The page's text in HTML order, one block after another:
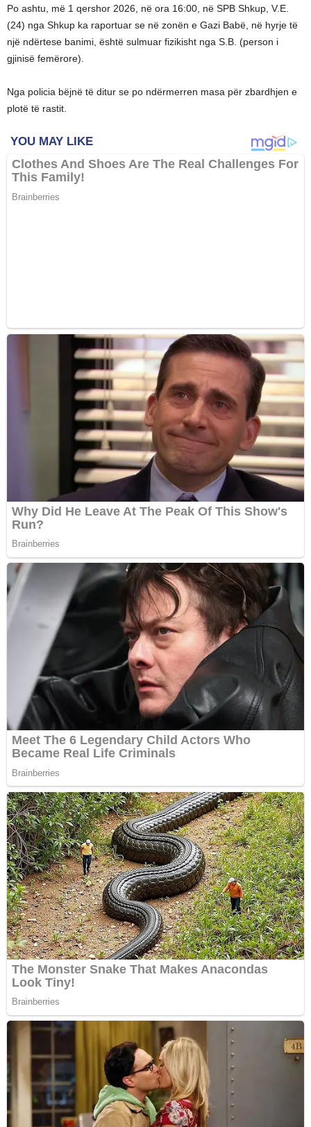
Po ashtu, më 1 qershor 2026, në ora 16:00, në SPB Shkup, V.E.
(24) nga Shkup ka raportuar se në zonën e Gazi Babë, në hyrje të
një ndërtese banimi, është sulmuar fizikisht nga S.B. (person i
gjinisë femërore).
Nga policia bëjnë të ditur se po ndërmerren masa për zbardhjen e
plotë të rastit.